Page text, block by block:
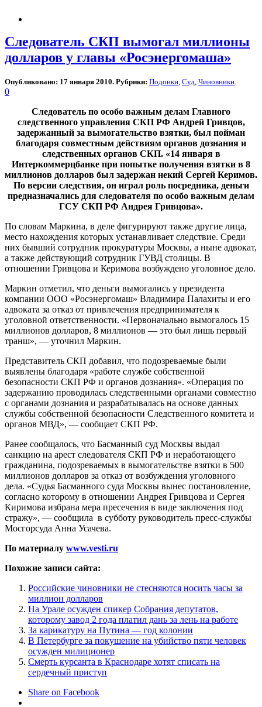
Следователь СКП вымогал миллионы
долларов у главы «Росэнергомаша»
Опубликовано: 17 января 2010. Рубрики: Подонки Суд Чиновники
0
Следователь по особо важным делам Главного
следственного управления СКП РФ Андрей Гривцов,
задержанный за вымогательство взятки, был пойман
благодаря совместным действиям органов дознания и
следственных органов СКП. «14 января в
Интеркоммерцбанке при попытке получения взятки в 8
миллионов долларов был задержан некий Сергей Керимов.
По версии следствия, он играл роль посредника, деньги
предназначались для следователя по особо важным делам
ГСУ СКП РФ Андрея Гривцова».
По словам Маркина, в деле фигурируют также другие лица,
место нахождения которых устанавливает следствие. Среди
них бывший сотрудник прокуратуры Москвы, а ныне адвокат,
а также действующий сотрудник ГУВД столицы. В
отношении Гривцова и Керимова возбуждено уголовное дело.
Маркин отметил, что деньги вымогались у президента
компании ООО «Росэнергомаш» Владимира Палахиты и его
адвоката за отказ от привлечения предпринимателя к
уголовной ответственности. «Первоначально вымогалось 15
миллионов долларов, 8 миллионов — это был лишь первый
транш», — уточнил Маркин.
Представитель СКП добавил, что подозреваемые были
выявлены благодаря «работе службе собственной
безопасности СКП РФ и органов дознания». «Операция по
задержанию проводилась следственными органами совместно
с органами дознания и разрабатывалась на основе данных
службы собственной безопасности Следственного комитета и
органов МВД», — сообщает СКП РФ.
Ранее сообщалось, что Басманный суд Москвы выдал
санкцию на арест следователя СКП РФ и неработающего
гражданина, подозреваемых в вымогательстве взятки в 500
миллионов долларов за отказ от возбуждения уголовного
дела. «Судья Басманного суда Москвы вынес постановление,
согласно которому в отношении Андрея Гривцова и Сергея
Киримова избрана мера пресечения в виде заключения под
стражу», — сообщила в субботу руководитель пресс-службы
Мосгорсуда Анна Усачева.
По материалу www.vesti.ru
Похожие записи сайта:
Российские чиновники не стесняются носить часы за
миллион долларов
На Урале осужден спикер Собрания депутатов,
которому завод 2 года платил дань за лень на работе
За карикатуру на Путина — год колонии
В Петербурге за покушение на убийство пяти человек
осужден милиционер
Смерть курсанта в Краснодаре хотят списать на
сердечный приступ
Share on Facebook